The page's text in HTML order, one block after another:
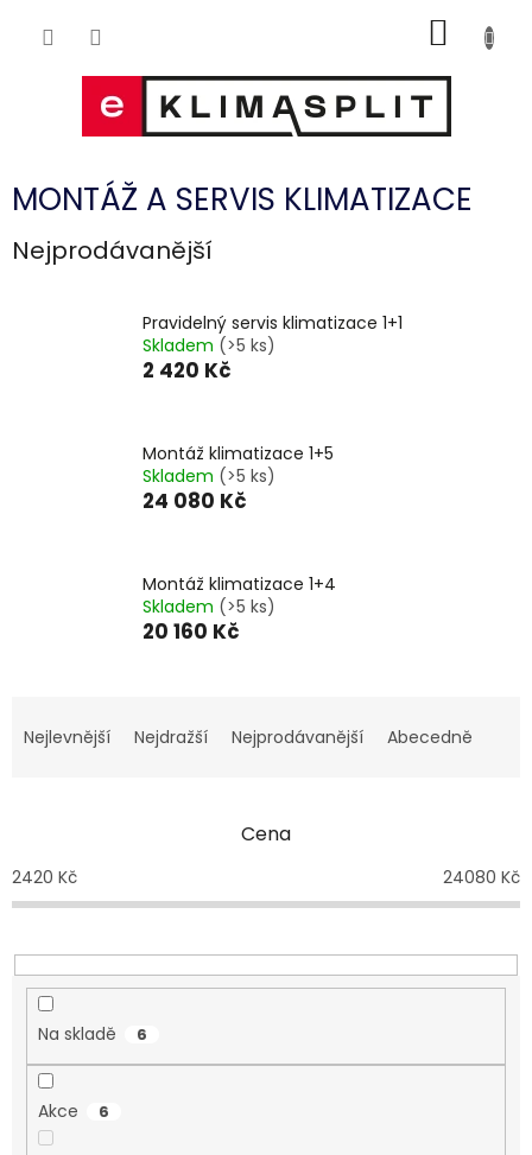
KOŠÍK
MONTÁŽ A SERVIS KLIMATIZACE
Nejprodávanější
Pravidelný servis klimatizace 1+1
Skladem (>5 ks)
2 420 Kč
Montáž klimatizace 1+5
Skladem (>5 ks)
24 080 Kč
Montáž klimatizace 1+4
Skladem (>5 ks)
20 160 Kč
a
p
r
o
u
Nejlevnější Nejdražší Nejprodávanější Abecedně
Cena
2420 Kč 24080 Kč
Na skladě 6
Akce 6